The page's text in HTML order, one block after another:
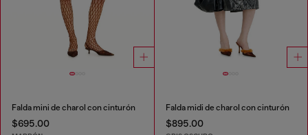
Falda mini de charol con cinturón
$695.00
Falda midi de charol con cinturón
$895.00